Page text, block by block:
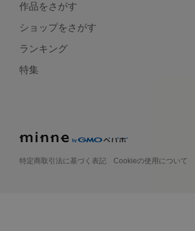
作品をさがす
ショップをさがす
ランキング
特集
特定商取引法に基づく表記 Cookieの使用について